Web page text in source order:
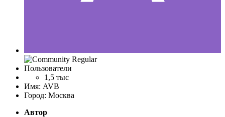
Пользователи
1,5 тыс
Имя: AVB
Город: Москва
Автор